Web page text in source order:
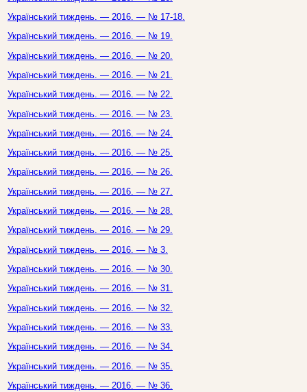
Український тиждень. — 2016. — № 17-18.
Український тиждень. — 2016. — № 19.
Український тиждень. — 2016. — № 20.
Український тиждень. — 2016. — № 21.
Український тиждень. — 2016. — № 22.
Український тиждень. — 2016. — № 23.
Український тиждень. — 2016. — № 24.
Український тиждень. — 2016. — № 25.
Український тиждень. — 2016. — № 26.
Український тиждень. — 2016. — № 27.
Український тиждень. — 2016. — № 28.
Український тиждень. — 2016. — № 29.
Український тиждень. — 2016. — № 3.
Український тиждень. — 2016. — № 30.
Український тиждень. — 2016. — № 31.
Український тиждень. — 2016. — № 32.
Український тиждень. — 2016. — № 33.
Український тиждень. — 2016. — № 34.
Український тиждень. — 2016. — № 35.
Український тиждень. — 2016. — № 36.